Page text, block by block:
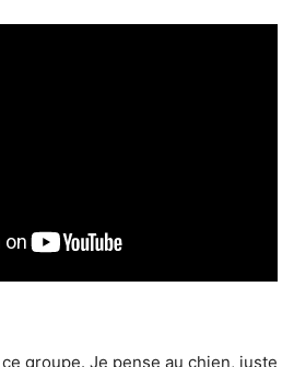
groupe. Je pense au chien, juste